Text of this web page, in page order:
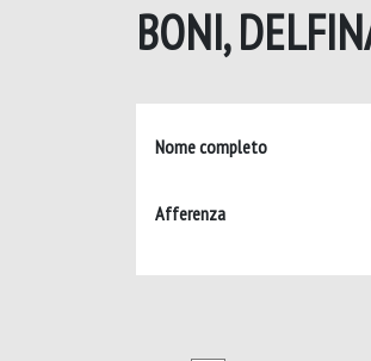
BONI,
Nome completo
Afferenza